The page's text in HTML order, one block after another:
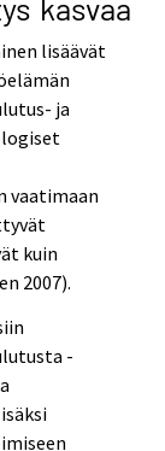
kasvaa
lisäävät
ja
vaatimaan
kuin
2007).
-